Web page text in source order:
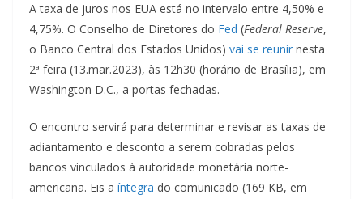
A taxa de juros nos EUA está no intervalo entre 4,50% e
4,75%. O Conselho de Diretores do Fed (Federal Reserve,
o Banco Central dos Estados Unidos) vai se reunir nesta
2ª feira (13.mar.2023), às 12h30 (horário de Brasília), em
Washington D.C., a portas fechadas.
O encontro servirá para determinar e revisar as taxas de
adiantamento e desconto a serem cobradas pelos
bancos vinculados à autoridade monetária norte-
americana. Eis a íntegra do comunicado (169 KB, em